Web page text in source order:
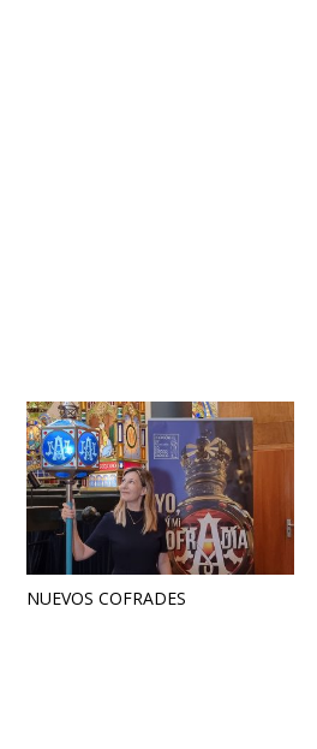
NUEVOS COFRADES